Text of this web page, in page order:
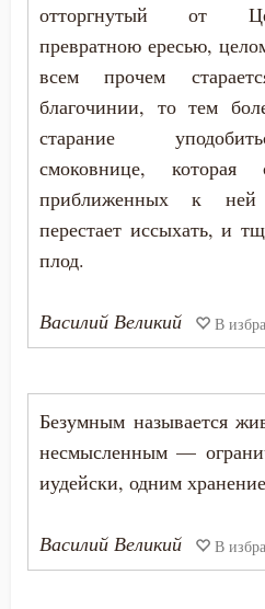
Благодать
Благословение
Благочестие
Ближний
Блуд
Бог
Богопознание
Богородица
отторгнутый от
превратною ересью,
всем прочем
благочинии, то тем
старание
смоковнице,
приближенных к ней
перестает иссыхать, и
плод.
Василий Великий В
Безумным называется
несмысленным —
иудейски, одним
Василий Великий В